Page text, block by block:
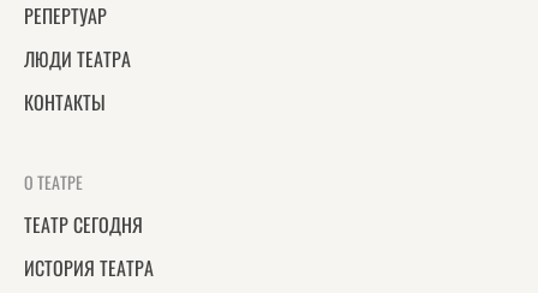
РЕПЕРТУАР
ЛЮДИ ТЕАТРА
КОНТАКТЫ
О ТЕАТРЕ
ТЕАТР СЕГОДНЯ
ИСТОРИЯ ТЕАТРА